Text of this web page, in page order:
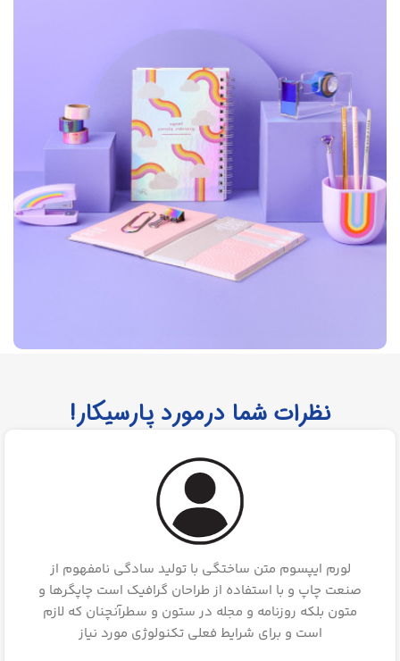
مداد فشنگی
نظرات شما درمورد پارسیکار!
لورم ایپسوم متن ساختگی با تولید سادگی نامفهوم از
صنعت چاپ و با استفاده از طراحان گرافیک است چاپگرها و
متون بلکه روزنامه و مجله در ستون و سطرآنچنان که لازم
است و برای شرایط فعلی تکنولوژی مورد نیاز